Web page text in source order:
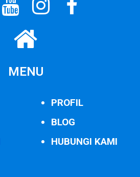
MENU
PROFIL
BLOG
HUBUNGI KAMI